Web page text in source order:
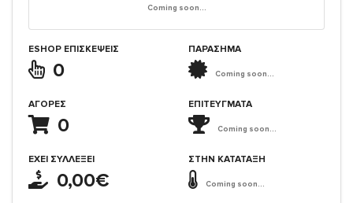
Coming soon...
ESHOP ΕΠΙΣΚΈΨΕΙΣ
0
ΑΓΟΡΈΣ
0
ΈΧΕΙ ΣΥΛΛΈΞΕΙ
0,00€
ΠΑΡΑΣΗΜΑ
Coming soon...
ΕΠΙΤΕΎΓΜΑΤΑ
Coming soon...
ΣΤΗΝ ΚΑΤΆΤΑΞΗ
Coming soon...